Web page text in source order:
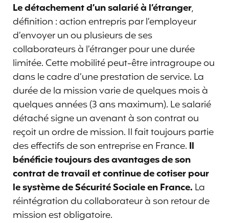
Le détachement d’un salarié à l’étranger,
définition : action entrepris par l’employeur
d’envoyer un ou plusieurs de ses
collaborateurs à l’étranger pour une durée
limitée. Cette mobilité peut-être intragroupe ou
dans le cadre d’une prestation de service. La
durée de la mission varie de quelques mois à
quelques années (3 ans maximum). Le salarié
détaché signe un avenant à son contrat ou
reçoit un ordre de mission. Il fait toujours partie
des effectifs de son entreprise en France. Il
bénéficie toujours des avantages de son
contrat de travail et continue de cotiser pour
le système de Sécurité Sociale en France. La
réintégration du collaborateur à son retour de
mission est obligatoire.